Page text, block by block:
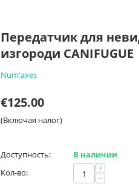
Передатчик для
изгороди CANIFUGUE
Num'axes
€125.00
(Включая налог)
Доступность:
В наличии
Кол-во:
+
−